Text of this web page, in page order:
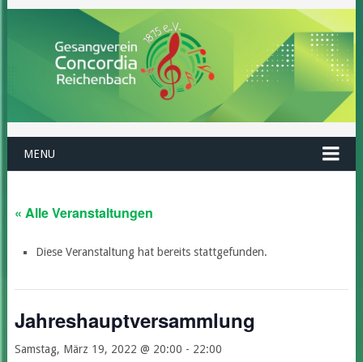
MENU
« Alle Veranstaltungen
Diese Veranstaltung hat bereits stattgefunden.
Jahreshauptversammlung
Samstag, März 19, 2022 @ 20:00 - 22:00